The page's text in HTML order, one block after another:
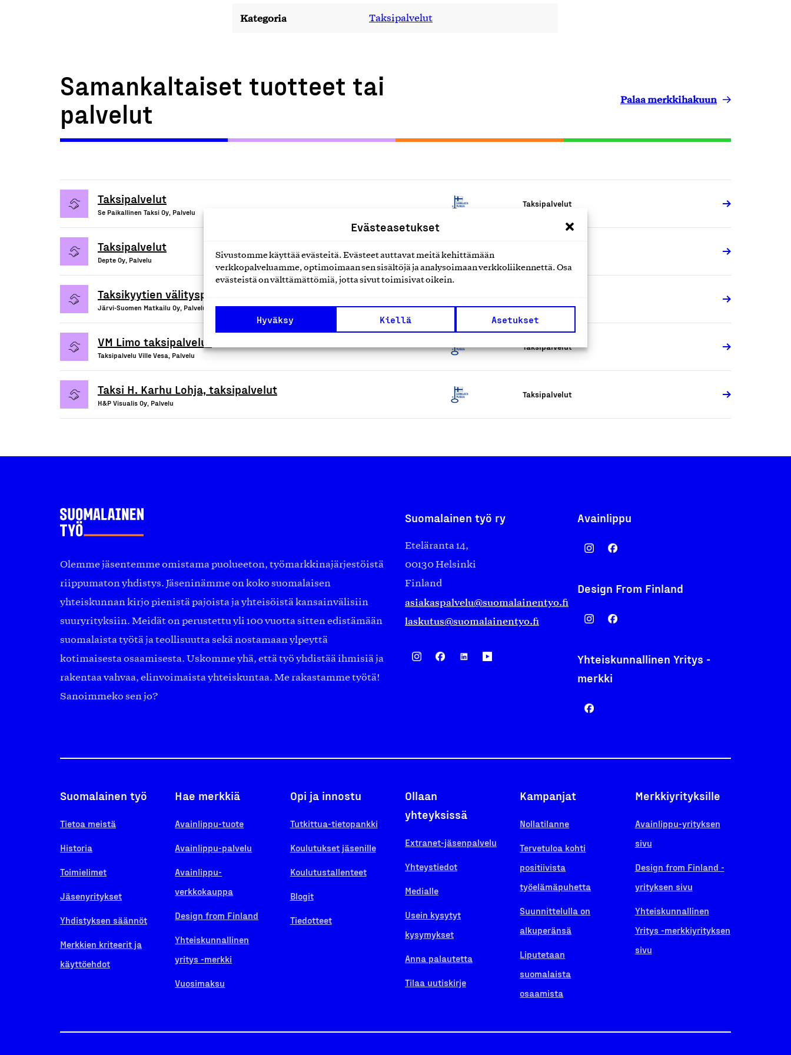
Evästeasetukset
Sivustomme käyttää evästeitä. Evästeet auttavat meitä kehittämään
verkkopalveluamme, optimoimaan sen sisältöjä ja analysoimaan verkkoliikennettä. Osa
evästeistä on välttämättömiä, jotta sivut toimisivat oikein.
Hyväksy Kiellä Asetukset
Kategoria Taksipalvelut
Samankaltaiset tuotteet tai
palvelut
Palaa merkkihakuun
Taksipalvelut
Se Paikallinen Taksi Oy, Palvelu
Taksipalvelut
Taksipalvelut
Depte Oy, Palvelu
Taksikyytien välityspalvelu ja ajot: FI-taksit ja GreenCab-taksit
Järvi-Suomen Matkailu Oy, Palvelu
VM Limo taksipalvelut
Taksipalvelu Ville Vesa, Palvelu
Taksipalvelut
Taksi H. Karhu Lohja, taksipalvelut
H&P Visualis Oy, Palvelu
Taksipalvelut
Olemme jäsentemme omistama puolueeton, työmarkkinajärjestöistä
riippumaton yhdistys. Jäseninämme on koko suomalaisen
yhteiskunnan kirjo pienistä pajoista ja yhteisöistä kansainvälisiin
suuryrityksiin. Meidät on perustettu yli 100 vuotta sitten edistämään
suomalaista työtä ja teollisuutta sekä nostamaan ylpeyttä
kotimaisesta osaamisesta. Uskomme yhä, että työ yhdistää ihmisiä ja
rakentaa vahvaa, elinvoimaista yhteiskuntaa. Me rakastamme työtä!
Sanoimmeko sen jo?
Suomalainen työ ry
Eteläranta 14,
00130 Helsinki
Finland
asiakaspalvelu@suomalainentyo.fi
laskutus@suomalainentyo.fi
Avainlippu
Design From Finland
Yhteiskunnallinen Yritys -
merkki
Suomalainen työ
Tietoa meistä
Historia
Toimielimet
Jäsenyritykset
Yhdistyksen säännöt
Merkkien kriteerit ja
käyttöehdot
Hae merkkiä
Avainlippu-tuote
Avainlippu-palvelu
Avainlippu-
verkkokauppa
Design from Finland
Yhteiskunnallinen
yritys -merkki
Vuosimaksu
Opi ja innostu
Tutkittua-tietopankki
Koulutukset jäsenille
Koulutustallenteet
Blogit
Tiedotteet
Ollaan
yhteyksissä
Extranet-jäsenpalvelu
Yhteystiedot
Medialle
Usein kysytyt
kysymykset
Anna palautetta
Tilaa uutiskirje
Kampanjat
Nollatilanne
Tervetuloa kohti
positiivista
työelämäpuhetta
Suunnittelulla on
alkuperänsä
Liputetaan
suomalaista
osaamista
Merkkiyrityksille
Avainlippu-yrityksen
sivu
Design from Finland -
yrityksen sivu
Yhteiskunnallinen
Yritys -merkkiyrityksen
sivu